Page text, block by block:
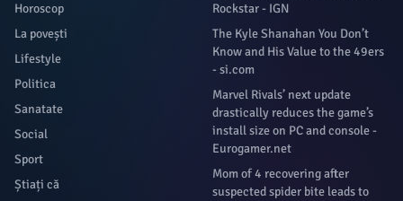
Horoscop
La povești
Lifestyle
Politica
Sanatate
Social
Sport
Știați că
Rockstar - IGN
The Kyle Shanahan You Don’t
Know and His Value to the 49ers
- si.com
Marvel Rivals’ next update
drastically reduces the game’s
install size on PC and console -
Eurogamer.net
Mom of 4 recovering after
suspected spider bite leads to